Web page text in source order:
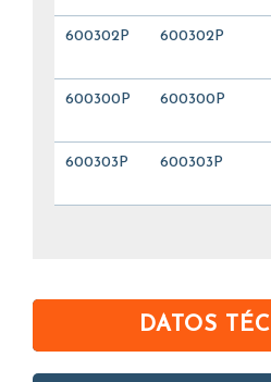
600302P 600302P
600300P 600300P
600303P 600303P
DATOS